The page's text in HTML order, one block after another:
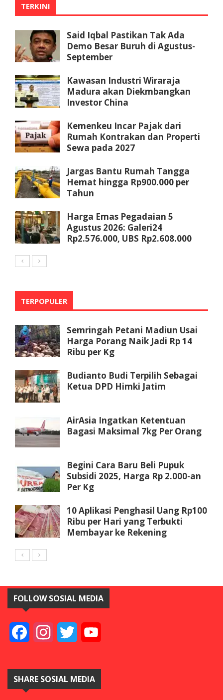
TERKINI
Said Iqbal Pastikan Tak Ada
Demo Besar Buruh di Agustus-
September
Kawasan Industri Wiraraja
Madura akan Diekmbangkan
Investor China
Kemenkeu Incar Pajak dari
Rumah Kontrakan dan Properti
Sewa pada 2027
Jargas Bantu Rumah Tangga
Hemat hingga Rp900.000 per
Tahun
Harga Emas Pegadaian 5
Agustus 2026: Galeri24
Rp2.576.000, UBS Rp2.608.000
TERPOPULER
Semringah Petani Madiun Usai
Harga Porang Naik Jadi Rp 14
Ribu per Kg
Budianto Budi Terpilih Sebagai
Ketua DPD Himki Jatim
AirAsia Ingatkan Ketentuan
Bagasi Maksimal 7kg Per Orang
Begini Cara Baru Beli Pupuk
Subsidi 2025, Harga Rp 2.000-an
Per Kg
10 Aplikasi Penghasil Uang Rp100
Ribu per Hari yang Terbukti
Membayar ke Rekening
FOLLOW SOSIAL MEDIA
FacebookInstagramTwitter
SHARE SOSIAL MEDIA